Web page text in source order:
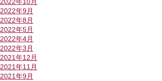
2022年9月
2022年8月
2022年5月
2022年4月
2022年3月
2021年12月
2021年11月
2021年9月